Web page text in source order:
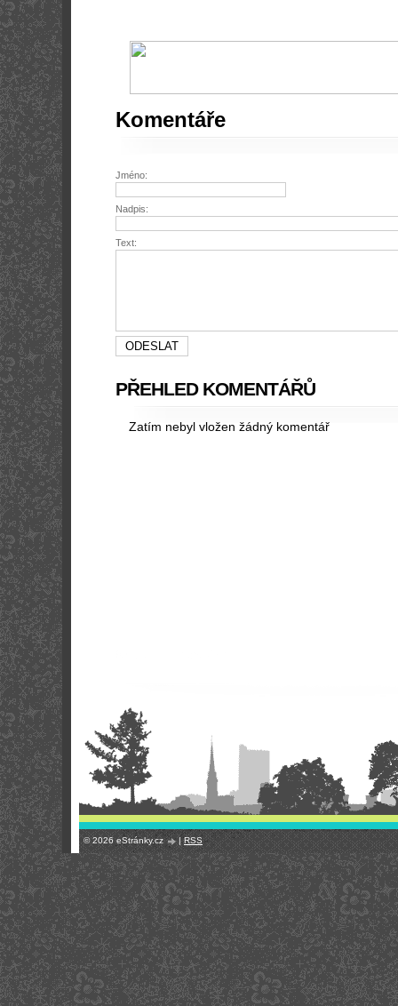
Komentáře
Jméno:
Nadpis:
Text:
PŘEHLED KOMENTÁŘŮ
Zatím nebyl vložen žádný komentář
© 2026 eStránky.cz |RSS